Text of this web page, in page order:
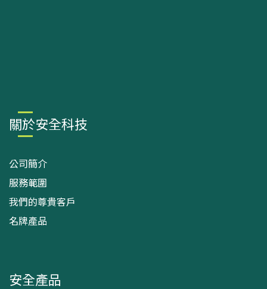
關於安全科技
公司簡介
服務範圍
我們的尊貴客戶
名牌產品
安全產品